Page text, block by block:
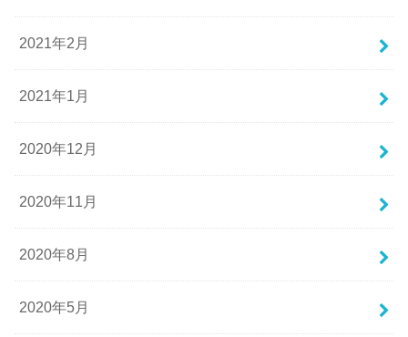
2021年2月
2021年1月
2020年12月
2020年11月
2020年8月
2020年5月